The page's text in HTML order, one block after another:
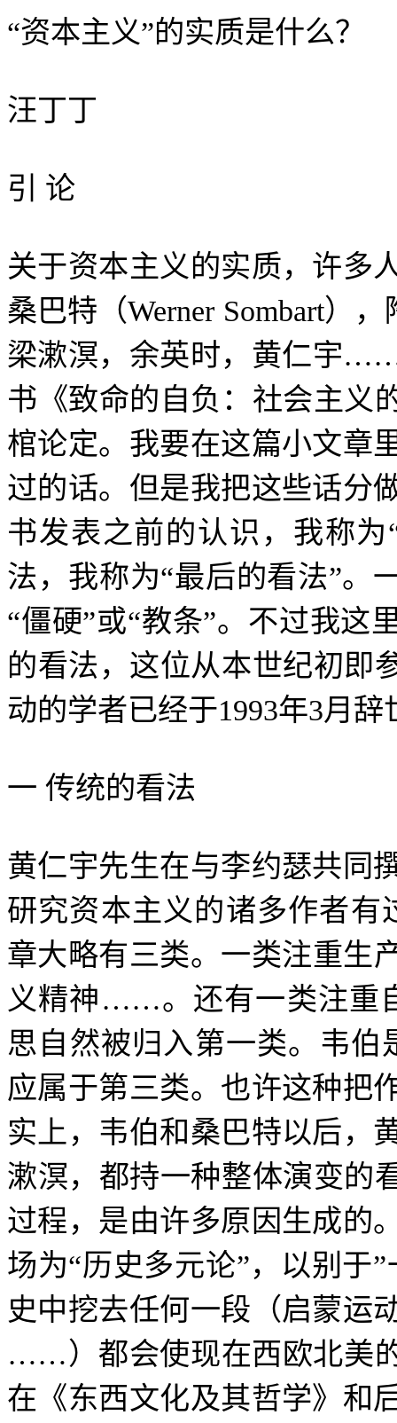
“资本主义”的实质是什么？
汪丁丁
引 论
关于资本主义的实质，许多
桑巴特（Werner Sombart），
梁漱溟，余英时，黄仁宇
书《致命的自负：社会主义
棺论定。我要在这篇小文章
过的话。但是我把这些话分
书发表之前的认识，我称为
法，我称为“最后的看法”。
“僵硬”或“教条”。不过我这
的看法，这位从本世纪初即
动的学者已经于1993年3月辞
一 传统的看法
黄仁宇先生在与李约瑟共同
研究资本主义的诸多作者有
章大略有三类。一类注重生
义精神……。还有一类注重
思自然被归入第一类。韦伯
应属于第三类。也许这种把
实上，韦伯和桑巴特以后，
漱溟，都持一种整体演变的
过程，是由许多原因生成的
场为“历史多元论”，以别于”
史中挖去任何一段（启蒙运
…… ）都会使现在西欧北美
在《东西文化及其哲学》和